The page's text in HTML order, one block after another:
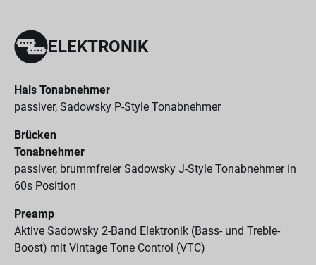
ELEKTRONIK
Hals Tonabnehmer
passiver, Sadowsky P-Style Tonabnehmer
Brücken
Tonabnehmer
passiver, brummfreier Sadowsky J-Style Tonabnehmer in
60s Position
Preamp
Aktive Sadowsky 2-Band Elektronik (Bass- und Treble-
Boost) mit Vintage Tone Control (VTC)